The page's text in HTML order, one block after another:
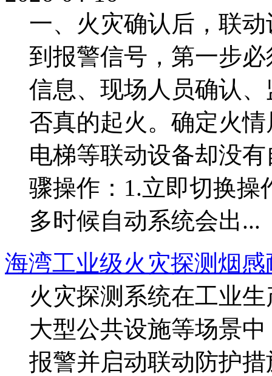
一、火灾确认后，联
到报警信号，第一步
信息、现场人员确认
否真的起火。确定火
电梯等联动设备却没
骤操作：1.立即切换操
多时候自动系统会出...
海湾工业级火灾探测烟
火灾探测系统在工业
大型公共设施等场景
报警并启动联动防护